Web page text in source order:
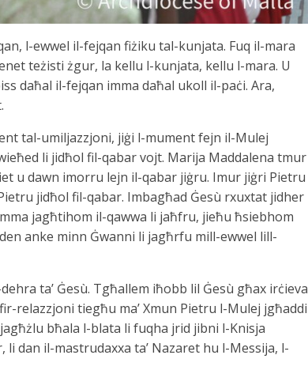
l-ewwel il-fejqan fiżiku tal-kunjata. Fuq il-mara
teżisti żgur, la kellu l-kunjata, kellu l-mara. U
daħal il-fejqan imma daħal ukoll il-paċi. Ara,
tal-umiljazzjoni, jiġi l-mument fejn il-Mulej
li jidħol fil-qabar vojt. Marija Maddalena tmur
u dawn imorru lejn il-qabar jiġru. Imur jiġri Pietru
jidħol fil-qabar. Imbagħad Ġesù rxuxtat jidher
jagħtihom il-qawwa li jaħfru, jieħu ħsiebhom
anke minn Ġwanni li jagħrfu mill-ewwel lill-
ta’ Ġesù. Tgħallem iħobb lil Ġesù għax irċieva
relazzjoni tiegħu ma’ Xmun Pietru l-Mulej jgħaddi
bħala l-blata li fuqha jrid jibni l-Knisja
dan il-mastrudaxxa ta’ Nazaret hu l-Messija, l-